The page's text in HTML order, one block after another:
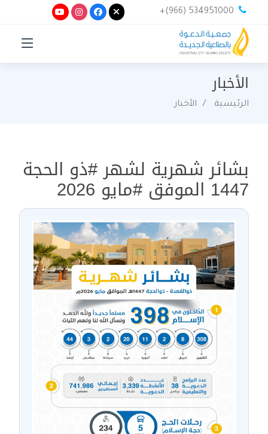
+(966) 534951000
الأخبار
الرئيسية الأخبار
بشائر شهرية لشهر #ذو الحجة
1447 الموفق #مايو 2026